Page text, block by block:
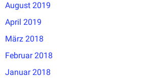
August 2019
April 2019
März 2018
Februar 2018
Januar 2018